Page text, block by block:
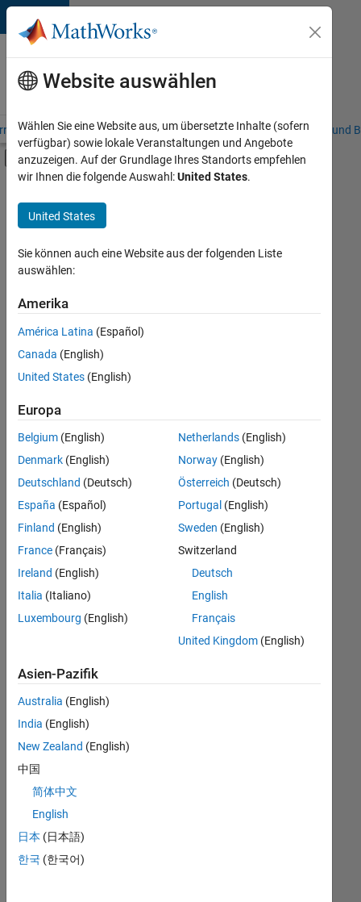
Weiter zum Inhalt
Karriere
bei
MathWorks
– Übersicht Stellensuche Niederlassungen Studierende und
Umschaltung für Off-Canvas-
Hauptinhalt
Praktika
Commercial Sales
Customer Support
Education Sales
Inside Sales
Marketing Services
Human Resources
Legal
+7
Derzeit
es
keine
offenen
Stellen,
Ihren
Suchkriterien
entsprechen.
können
die
Suchkriterien
weiter
fassen
oder
alle
Stellenangebote
anzeigen .
noch
keine
offenen
Stellen
können,
die
Ihren
entsprechen,
werden
Website auswählen
Wählen Sie eine Website aus, um übersetzte Inhalte (sofern
verfügbar) sowie lokale Veranstaltungen und Angebote
anzuzeigen. Auf der Grundlage Ihres Standorts empfehlen
wir Ihnen die folgende Auswahl:United States.
United States
Sie können auch eine Website aus der folgenden Liste
auswählen:
Amerika
América Latina (Español)
Canada (English)
United States (English)
Europa
Belgium (English)
Denmark (English)
Deutschland (Deutsch)
España (Español)
Finland (English)
France (Français)
Ireland (English)
Italia (Italiano)
Luxembourg (English)
Netherlands(English)
Norway(English)
Österreich (Deutsch)
Portugal (English)
Sweden (English)
Switzerland
Deutsch
English
Français
United Kingdom(English)
Asien-Pazifik
Australia (English)
India (English)
New Zealand (English)
中国
简体中文
English
日本 (日本語)
한국 (한국어)